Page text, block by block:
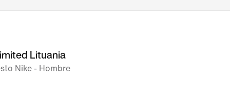
Lituania
Nike - Hombre